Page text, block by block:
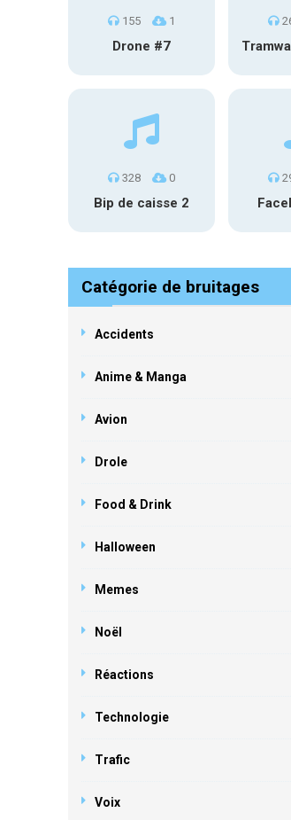
155 1
Drone #7
328 0
Bip de caisse 2
Catégorie de bruitages
Accidents
Anime & Manga
Avion
Drole
Food & Drink
Halloween
Memes
Noël
Réactions
Technologie
Trafic
Voix